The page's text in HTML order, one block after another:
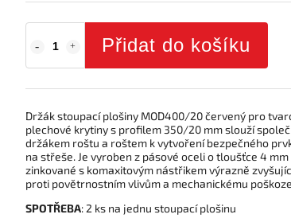
Přidat do košíku
Držák stoupací plošiny MOD400/20 červený pro
plechové krytiny s profilem 350/20 mm slouží
držákem roštu a roštem k vytvoření bezpečného
na střeše. Je vyroben z pásové oceli o tloušťce 4
zinkované s komaxitovým nástřikem výrazně
proti povětrnostním vlivům a mechanickému
SPOTŘEBA: 2 ks na jednu stoupací plošinu